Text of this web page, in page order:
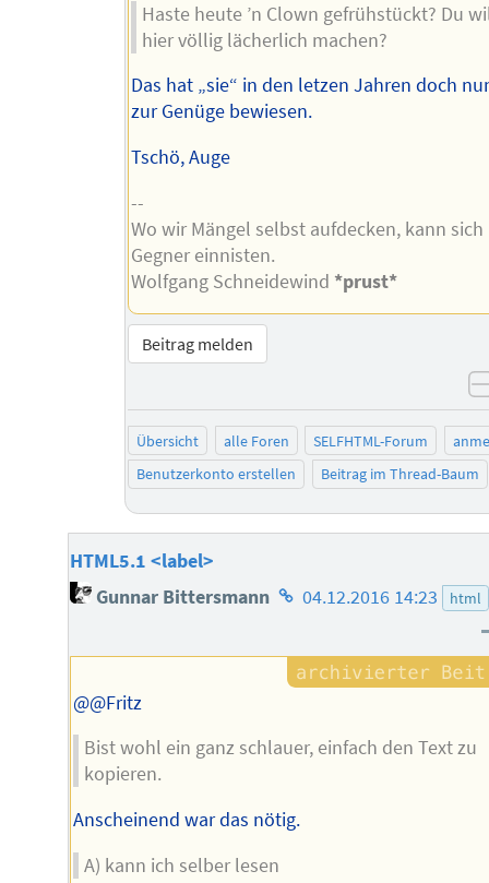
Haste heute ’n Clown gefrühstückt? Du
hier völlig lächerlich machen?
Das hat „sie“ in den letzen Jahren doch
zur Genüge bewiesen.
Tschö, Auge
--
Wo wir Mängel selbst aufdecken, kann sich
Gegner einnisten.
Wolfgang Schneidewind *prust*
Beitrag melden
Übersicht alle Foren SELFHTML-Forum
Benutzerkonto erstellen
Beitrag im Thread-Baum
HTML5.1 <label>
Gunnar Bittersmann Homepage
Autors
04.12.2016 14:23 html
@@Fritz
Bist wohl ein ganz schlauer, einfach den Text zu
kopieren.
Anscheinend war das nötig.
A) kann ich selber lesen